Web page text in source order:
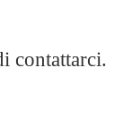
contattarci.